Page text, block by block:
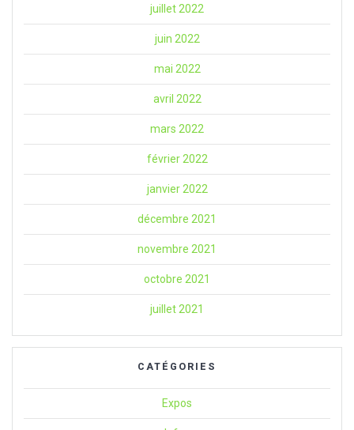
juillet 2022
juin 2022
mai 2022
avril 2022
mars 2022
février 2022
janvier 2022
décembre 2021
novembre 2021
octobre 2021
juillet 2021
CATÉGORIES
Expos